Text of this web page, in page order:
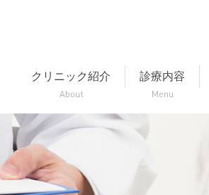
クリニック紹介 診療内容